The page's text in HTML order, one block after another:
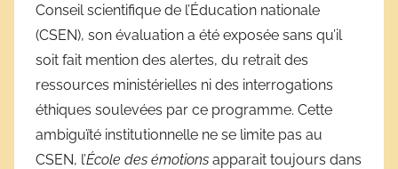
Conseil scientifique de l’Éducation nationale
(CSEN), son évaluation a été exposée sans qu’il
soit fait mention des alertes, du retrait des
ressources ministérielles ni des interrogations
éthiques soulevées par ce programme. Cette
ambiguïté institutionnelle ne se limite pas au
CSEN, l’École des émotions apparait toujours dans